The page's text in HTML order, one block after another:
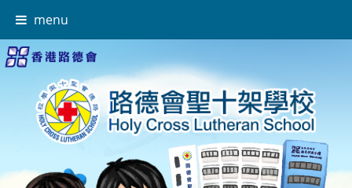
menu